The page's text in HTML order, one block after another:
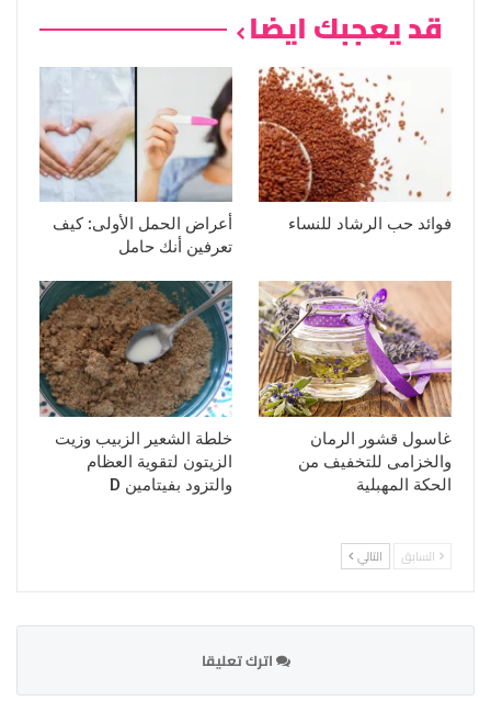
قد يعجبك ايضا
فوائد حب الرشاد للنساء
أعراض الحمل الأولى: كيف
تعرفين أنك حامل
غاسول قشور الرمان
والخزامى للتخفيف من
الحكة المهبلية
خلطة الشعير الزبيب وزيت
الزيتون لتقوية العظام
والتزود بفيتامين D
السابق التالي
اترك تعليقا